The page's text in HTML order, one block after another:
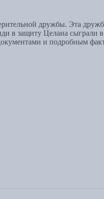
дружбы. Эта
в защиту Целана
и подробным